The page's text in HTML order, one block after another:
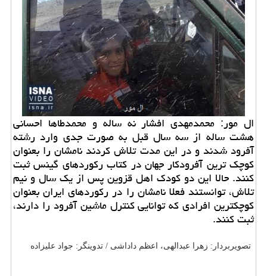
ال مور: محمدمهدی افشار نه ساله و محمدطاها احسانی
هشت ساله از سه سال قبل به صورت جدی وارد رشته
آفرود شدند و در این مدت تلاش كردند نامشان را بعنوان
كوچك ترین آفرودكار جهان در كتاب ركوردهای گینس ثبت
كنند. حالا این دو كودك اهل قزوین پس از یك سال و نیم
تلاش، توانستند فعلا نامشان را در ركوردهای ایران بعنوان
كوچكترین افرادی كه توانایی كنترل ماشین آفرود را دارند،
ثبت كنند.
تصویربردار: زهرا عبدالهی، اعظم داداشی / تدوینگر: جواد علیزاده